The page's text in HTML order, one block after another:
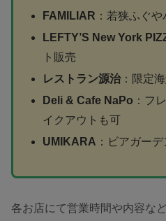
FAMILIAR ：若狭ふぐ
LEFTY’S New York
ト販売
レストラン源治：限定
Deli & Cafe NaPo ：フ
イクアウトも可
UMIKARA ：ビアガー
各お店にて営業時間や内容な